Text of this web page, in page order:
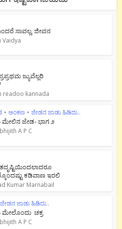
ಸಾವಲ್ಲ, ಜೀವನ
Vaidya
ಜ್ಯುವೆಲ್ಲರಿ
readoo kannada
• ಅಂಕಣ • ಜೇಡನ ಜಾಡು ಹಿಡಿದು..
ಜೇಡ- ಭಾಗ ೨
A P C
ಕಡಿವಾಣ ಇರಲಿ
Kumar Marnabail
ಜೇಡನ ಜಾಡು ಹಿಡಿದು..
ಚಕ್ರ
A P C